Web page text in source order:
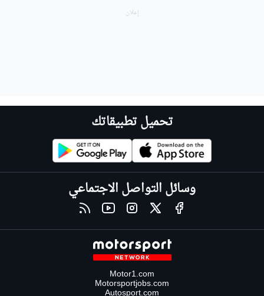
تحميل تطبيقاتك
وسائل التواصل الاجتماعي
Motor1.com
Motorsportjobs.com